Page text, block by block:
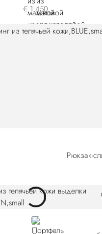
€ 1.450
Рюкзак-
BROWN